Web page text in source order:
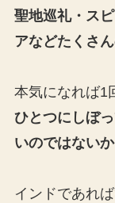
聖地巡礼・ス
アなどたくさ
本気になれば1
ひとつにしぼ
いのではないか
インドであれ